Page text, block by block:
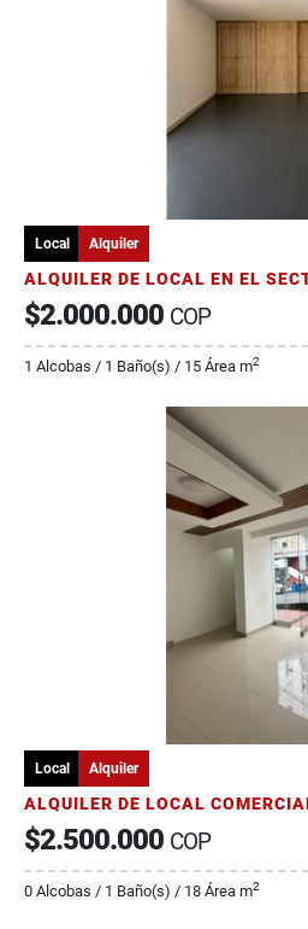
Local Alquiler
$2.000.000 COP
1 Alcobas / 1 Baño(s) / 15 Área m2
Local Alquiler
ALQUILER DE LOCAL
$2.500.000 COP
0 Alcobas / 1 Baño(s) / 18 Área m2